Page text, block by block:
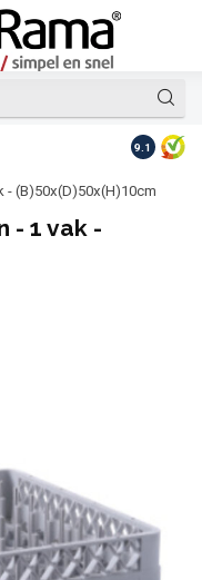
Op
9.1
(B)50x(D)50x(H)10cm
- 1 vak -